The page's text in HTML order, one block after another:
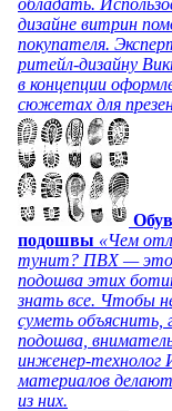
обладать.
дизайне витрин
покупателя.
ритейл-дизайну
в концепции
сюжетах для
подошвы «Чем
тунит? ПВХ — это
подошва этих
знать все. Чтобы
суметь объяснить,
подошва,
инженер-технолог
материалов
из них.